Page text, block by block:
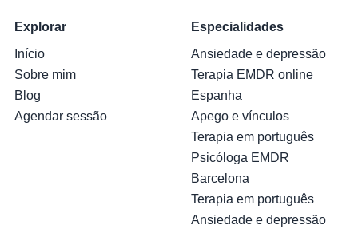
Explorar
Início
Sobre mim
Blog
Agendar sessão
Especialidades
Ansiedade e depressão
Terapia EMDR online
Espanha
Apego e vínculos
Terapia em português
Psicóloga EMDR
Barcelona
Terapia em português
Ansiedade e depressão